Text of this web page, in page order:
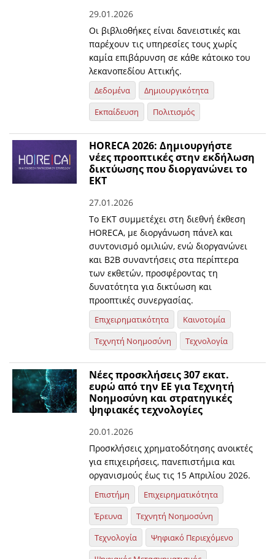
29.01.2026
Οι βιβλιοθήκες είναι δανειστικές και
παρέχουν τις υπηρεσίες τους χωρίς
καμία επιβάρυνση σε κάθε κάτοικο του
λεκανοπεδίου Αττικής.
Δεδομένα
Δημιουργικότητα
Εκπαίδευση
Πολιτισμός
HORECA 2026: Δημιουργήστε
νέες προοπτικές στην εκδήλωση
δικτύωσης που διοργανώνει το
ΕΚΤ
27.01.2026
Το ΕΚΤ συμμετέχει στη διεθνή έκθεση
HORECA, με διοργάνωση πάνελ και
συντονισμό ομιλιών, ενώ διοργανώνει
και Β2Β συναντήσεις στα περίπτερα
των εκθετών, προσφέροντας τη
δυνατότητα για δικτύωση και
προοπτικές συνεργασίας.
Επιχειρηματικότητα
Καινοτομία
Τεχνητή Νοημοσύνη
Τεχνολογία
Νέες προσκλήσεις 307 εκατ.
ευρώ από την ΕΕ για Τεχνητή
Νοημοσύνη και στρατηγικές
ψηφιακές τεχνολογίες
20.01.2026
Προσκλήσεις χρηματοδότησης ανοικτές
για επιχειρήσεις, πανεπιστήμια και
οργανισμούς έως τις 15 Απριλίου 2026.
Επιστήμη
Επιχειρηματικότητα
Έρευνα
Τεχνητή Νοημοσύνη
Τεχνολογία
Ψηφιακό Περιεχόμενο